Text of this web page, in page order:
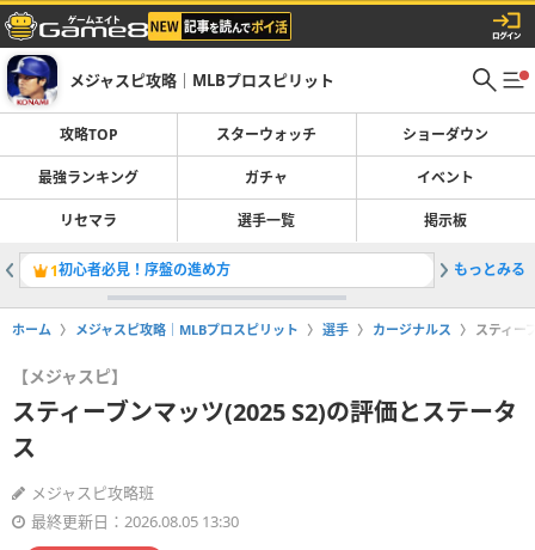
メジャスピ攻略｜MLBプロスピリット
攻略TOP スターウォッチ ショーダウン
最強ランキング ガチャ イベント
リセマラ 選手一覧 掲示板
1初心者必見！序盤の進め方 2タイワ
もっとみる
ホーム メジャスピ攻略｜MLBプロスピリット 選手 カージナルス スティー
【メジャスピ】
スティーブンマッツ(2025 S2)の評価とステータ
ス
メジャスピ攻略班
最終更新日：2026.08.05 13:30